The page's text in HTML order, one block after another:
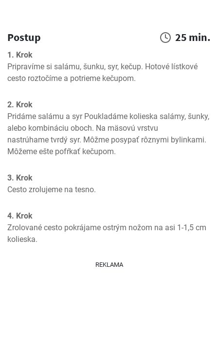
Postup 25 min.
1. Krok
Pripravíme si salámu, šunku, syr, kečup. Hotové lístkové
cesto roztočíme a potrieme kečupom.
2. Krok
Pridáme salámu a syr Poukladáme kolieska salámy, šunky,
alebo kombináciu oboch. Na mäsovú vrstvu
nastrúhame tvrdý syr. Môžme posypať rôznymi bylinkami.
Môžeme ešte pofŕkať kečupom.
3. Krok
Cesto zrolujeme na tesno.
4. Krok
Zrolované cesto pokrájame ostrým nožom na asi 1-1,5 cm
kolieska.
REKLAMA